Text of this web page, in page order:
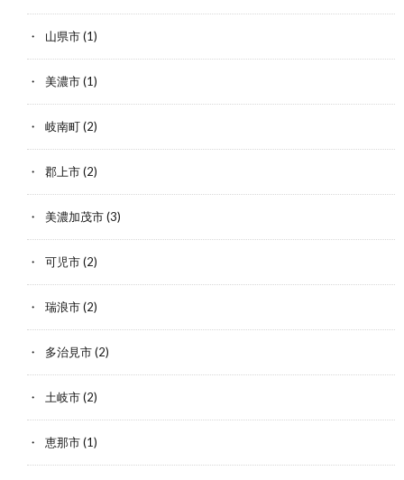
山県市(1)
美濃市(1)
岐南町(2)
郡上市(2)
美濃加茂市(3)
可児市(2)
瑞浪市(2)
多治見市(2)
土岐市(2)
恵那市(1)